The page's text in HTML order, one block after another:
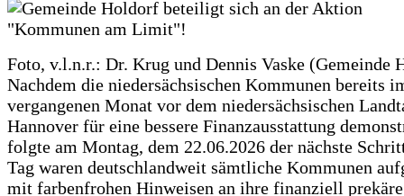
Foto, v.l.n.r.: Dr. Krug und Dennis Vaske (Gemeinde
Nachdem die niedersächsischen Kommunen bereits
vergangenen Monat vor dem niedersächsischen
Hannover für eine bessere Finanzausstattung
folgte am Montag, dem 22.06.2026 der nächste
Tag waren deutschlandweit sämtliche Kommunen
mit farbenfrohen Hinweisen an ihre finanziell